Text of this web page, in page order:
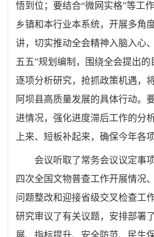
悟到位；要结合“微网实格”等工
乡镇和本行业本系统，开展多角
讲，切实推动全会精神入脑入心
五五”规划编制，围绕全会提出的
逐项分析研究，抢抓政策机遇，
阿坝县高质量发展的具体行动。
进情况，强化进度滞后工作的分
上来、短板补起来，确保今年各
会议听取了常务会议议定事
四次全国文物普查工作开展情况
问题整改和迎接省级交叉检查工
研究审议了有关议题，安排部署
展、指标提升、安全防范、民生